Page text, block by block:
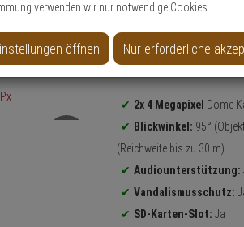
IP-Kamera 2x 4MPx
Produktinformationen
2x 4 Megapixel Dome
Blickwinkel: 95°
(Reichweite bis zu 30 m)
Audiounterstützung:
Vandalismusschutz:
SD-Karten-Slot: Ja
verwenden wir nur notwendige Cookies.
öffnen Nur erforderliche